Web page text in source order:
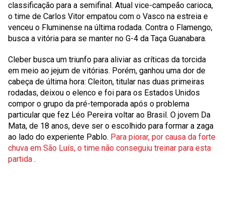
classificação para a semifinal. Atual vice-campeão carioca,
o time de Carlos Vitor empatou com o Vasco na estreia e
venceu o Fluminense na última rodada. Contra o Flamengo,
busca a vitória para se manter no G-4 da Taça Guanabara.
Cleber busca um triunfo para aliviar as críticas da torcida
em meio ao jejum de vitórias. Porém, ganhou uma dor de
cabeça de última hora: Cleiton, titular nas duas primeiras
rodadas, deixou o elenco e foi para os Estados Unidos
compor o grupo da pré-temporada após o problema
particular que fez Léo Pereira voltar ao Brasil. O jovem Da
Mata, de 18 anos, deve ser o escolhido para formar a zaga
ao lado do experiente Pablo. Para piorar, por causa da forte
chuva em São Luís, o time não conseguiu treinar para esta
partida .